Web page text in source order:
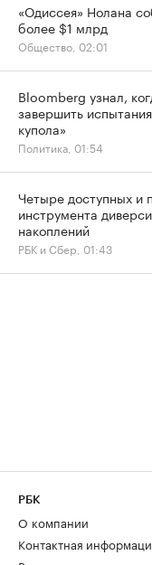
«Одиссея» Нолана
более $1 млрд
Общество, 02:01
Bloomberg узнал,
завершить
купола»
Политика, 01:54
Четыре доступных и
инструмента
накоплений
РБК и Сбер, 01:43
РБК
О компании
Контактная